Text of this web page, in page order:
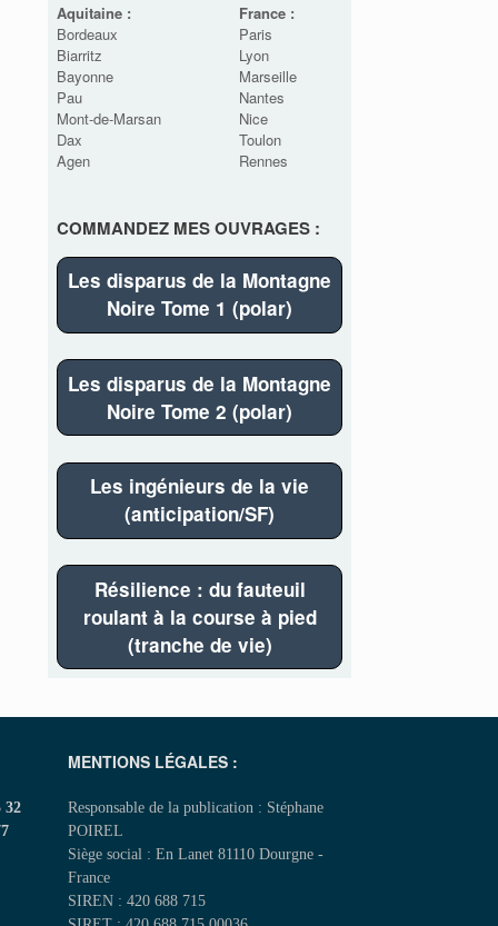
Aquitaine :
Bordeaux
Biarritz
Bayonne
Pau
Mont-de-Marsan
Dax
Agen
France :
Paris
Lyon
Marseille
Nantes
Nice
Toulon
Rennes
COMMANDEZ MES OUVRAGES :
Les disparus de la Montagne
Noire Tome 1 (polar)
Les disparus de la Montagne
Noire Tome 2 (polar)
Les ingénieurs de la vie
(anticipation/SF)
Résilience : du fauteuil
roulant à la course à pied
(tranche de vie)
32
MENTIONS LÉGALES :
Responsable de la publication : Stéphane
POIREL
Siège social : En Lanet 81110 Dourgne -
France
SIREN : 420 688 715